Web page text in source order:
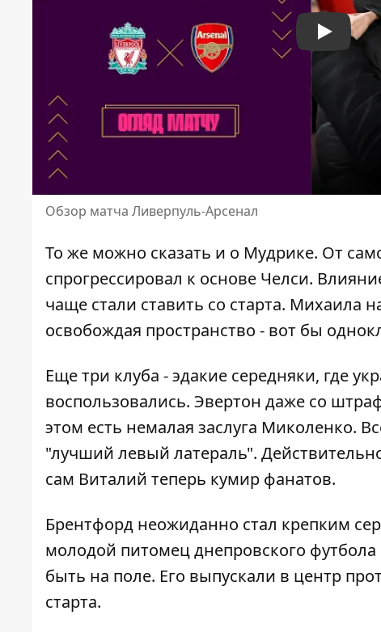
Play
Обзор матча Ливерпуль-Арсенал
То же можно сказать и о Мудрике. От
спрогрессировал к основе Челси.
чаще стали ставить со старта. Михаила
освобождая пространство - вот бы
Еще три клуба - эдакие середняки, где
воспользовались. Эвертон даже со
этом есть немалая заслуга Миколенко.
"лучший левый латераль".
сам Виталий теперь кумир фанатов.
Брентфорд неожиданно стал крепким
молодой питомец днепровского
быть на поле. Его выпускали в центр
старта.